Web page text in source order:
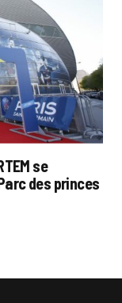
se
des princes